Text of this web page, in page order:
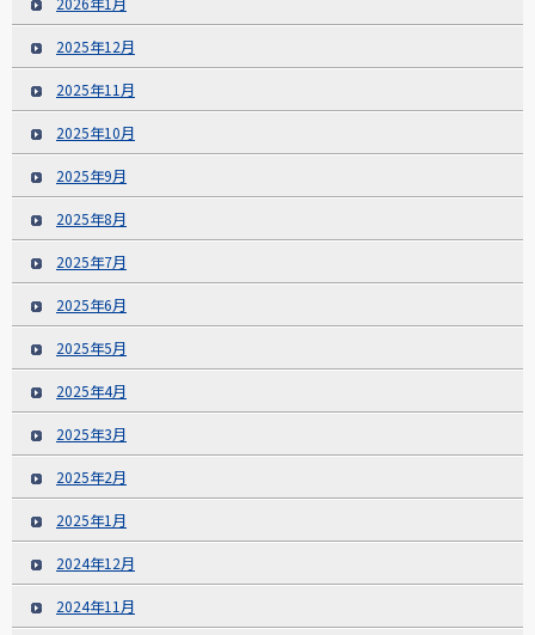
2025年12月
2025年11月
2025年10月
2025年9月
2025年8月
2025年7月
2025年6月
2025年5月
2025年4月
2025年3月
2025年2月
2025年1月
2024年12月
2024年11月